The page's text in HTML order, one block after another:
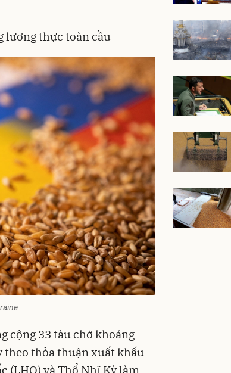
lương thực toàn cầu
cộng 33 tàu chở khoảng
theo thỏa thuận xuất khẩu
(LHQ) và Thổ Nhĩ Kỳ làm